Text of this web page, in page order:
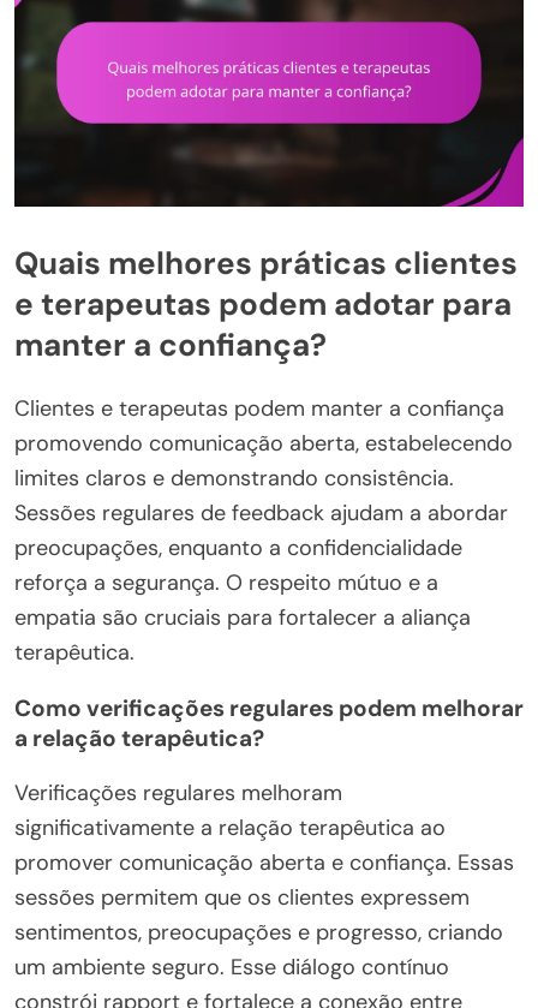
Quais melhores práticas clientes
e terapeutas podem adotar para
manter a confiança?
Clientes e terapeutas podem manter a confiança
promovendo comunicação aberta, estabelecendo
limites claros e demonstrando consistência.
Sessões regulares de feedback ajudam a abordar
preocupações, enquanto a confidencialidade
reforça a segurança. O respeito mútuo e a
empatia são cruciais para fortalecer a aliança
terapêutica.
Como verificações regulares podem melhorar
a relação terapêutica?
Verificações regulares melhoram
significativamente a relação terapêutica ao
promover comunicação aberta e confiança. Essas
sessões permitem que os clientes expressem
sentimentos, preocupações e progresso, criando
um ambiente seguro. Esse diálogo contínuo
constrói rapport e fortalece a conexão entre